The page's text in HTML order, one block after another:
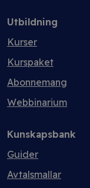
Utbildning
Kurser
Kurspaket
Abonnemang
Webbinarium
Kunskapsbank
Guider
Avtalsmallar